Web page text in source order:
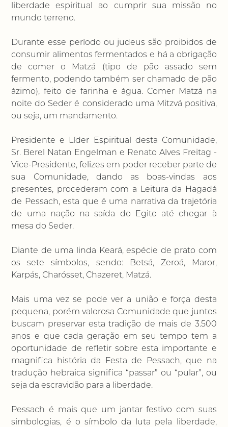
liberdade espiritual ao cumprir sua missão no
mundo terreno.
Durante esse período ou judeus são proibidos de
consumir alimentos fermentados e há a obrigação
de comer o Matzá (tipo de pão assado sem
fermento, podendo também ser chamado de pão
ázimo), feito de farinha e água. Comer Matzá na
noite do Seder é considerado uma Mitzvá positiva,
ou seja, um mandamento.
Presidente e Líder Espiritual desta Comunidade,
Sr. Berel Natan Engelman e Renato Alves Freitag -
Vice-Presidente, felizes em poder receber parte de
sua Comunidade, dando as boas-vindas aos
presentes, procederam com a Leitura da Hagadá
de Pessach, esta que é uma narrativa da trajetória
de uma nação na saída do Egito até chegar à
mesa do Seder.
Diante de uma linda Keará, espécie de prato com
os sete símbolos, sendo: Betsá, Zeroá, Maror,
Karpás, Charósset, Chazeret, Matzá.
Mais uma vez se pode ver a união e força desta
pequena, porém valorosa Comunidade que juntos
buscam preservar esta tradição de mais de 3.500
anos e que cada geração em seu tempo tem a
oportunidade de refletir sobre esta importante e
magnifica história da Festa de Pessach, que na
tradução hebraica significa “passar” ou “pular”, ou
seja da escravidão para a liberdade.
Pessach é mais que um jantar festivo com suas
simbologias, é o símbolo da luta pela liberdade,